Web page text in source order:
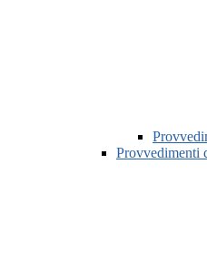
Provvedimenti